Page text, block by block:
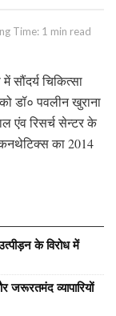
Time: 1 min read
सौंदर्य चिकित्सा
डॉ० पवलीन खुराना
एंव रिसर्च सेन्टर के
का 2014
के विरोध में
जरूरतमंद व्यापारियों